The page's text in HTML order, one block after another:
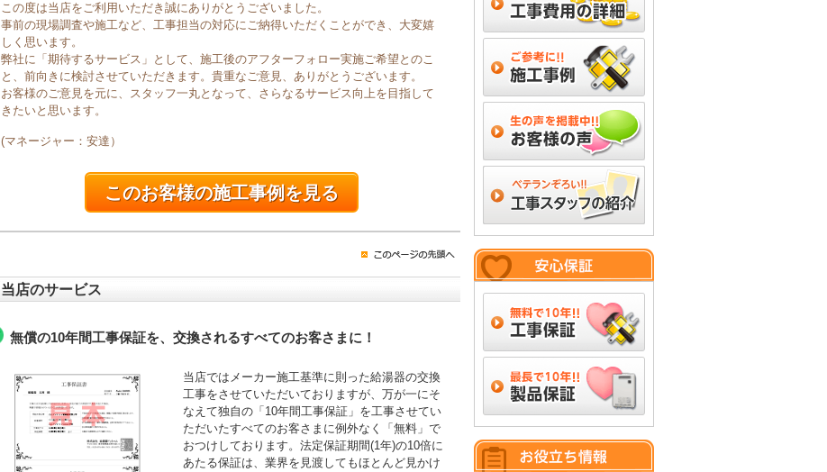
この度は当店をご利用いただき誠にありがとうございました。
事前の現場調査や施工など、工事担当の対応にご納得いただくことができ、大変嬉
しく思います。
弊社に「期待するサービス」として、施工後のアフターフォロー実施ご希望とのこ
と、前向きに検討させていただきます。貴重なご意見、ありがとうございます。
お客様のご意見を元に、スタッフ一丸となって、さらなるサービス向上を目指して
きたいと思います。
(マネージャー：安達）
このお客様の施工事例を見る
当店のサービス
無償の10年間工事保証を、交換されるすべてのお客さまに！
当店ではメーカー施工基準に則った給湯器の交換
工事をさせていただいておりますが、万が一にそ
なえて独自の「10年間工事保証」を工事させてい
ただいたすべてのお客さまに例外なく「無料」で
おつけしております。法定保証期間(1年)の10倍に
あたる保証は、業界を見渡してもほとんど見かけ